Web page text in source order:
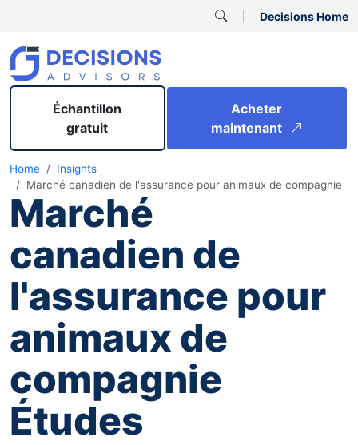
Decisions Home
Échantillon
gratuit
Acheter
maintenant
Home
Insights
Marché canadien de l'assurance pour animaux de compagnie
Marché
canadien de
l'assurance pour
animaux de
compagnie
Études